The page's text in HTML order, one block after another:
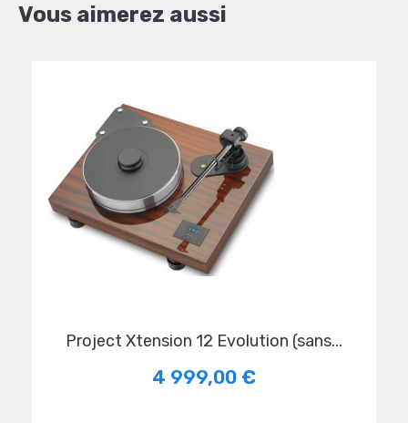
Vous aimerez aussi
Project Xtension 12 Evolution (sans...
4 999,00 €